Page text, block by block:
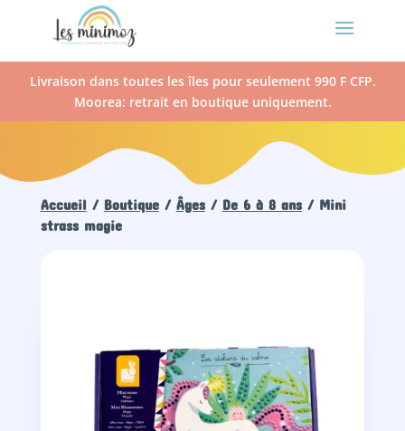
Livraison dans toutes les îles pour seulement 990 F CFP.
Moorea: retrait en boutique uniquement.
Accueil / Boutique/ Âges/ De 6 à 8 ans/ Mini
strass magie